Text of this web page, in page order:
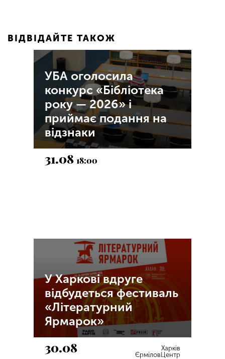
ВІДВІДАЙТЕ ТАКОЖ
УБА оголосила
конкурс «Бібліотека
року — 2026» і
приймає подання на
відзнаки
31.0818:00
У Харкові вдруге
відбудеться фестиваль
«Літературний
Ярмарок»
30.08
Харків
ЄрміловЦентр